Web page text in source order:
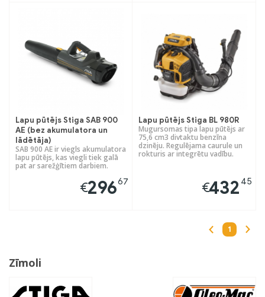
Lapu pūtējs Stiga SAB 900
AE (bez akumulatora un
lādētāja)
SAB 900 AE ir viegls akumulatora
lapu pūtējs, kas viegli tiek galā
pat ar sarežģītiem darbiem.
€29667
Lapu pūtējs Stiga BL 980R
Mugursomas tipa lapu pūtējs ar
75,6 cm3 divtaktu benzīna
dzinēju. Regulējama caurule un
rokturis ar integrētu vadību.
€432 45
1
Zīmoli